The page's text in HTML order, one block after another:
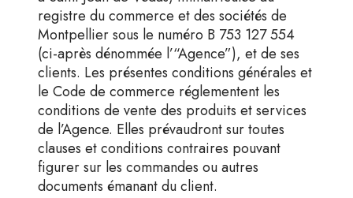
registre du commerce et des sociétés de
Montpellier sous le numéro B 753 127 554
(ci-après dénommée l’“Agence”), et de ses
clients. Les présentes conditions générales et
le Code de commerce réglementent les
conditions de vente des produits et services
de l’Agence. Elles prévaudront sur toutes
clauses et conditions contraires pouvant
figurer sur les commandes ou autres
documents émanant du client.